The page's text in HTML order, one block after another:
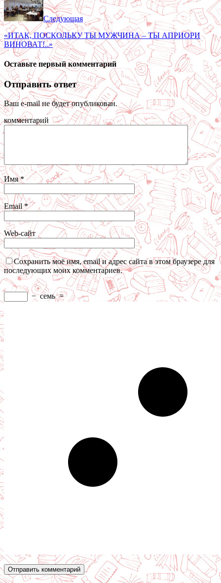
Следующая
«ИТАК, ПОСКОЛЬКУ ТЫ МУЖЧИНА – ТЫ АПРИОРИ
ВИНОВАТ!..»
Оставьте первый комментарий
Отправить ответ
Ваш e-mail не будет опубликован.
комментарий
Имя*
Email*
Web-сайт
Сохранить моё имя, email и адрес сайта в этом браузере для
последующих моих комментариев.
− семь =